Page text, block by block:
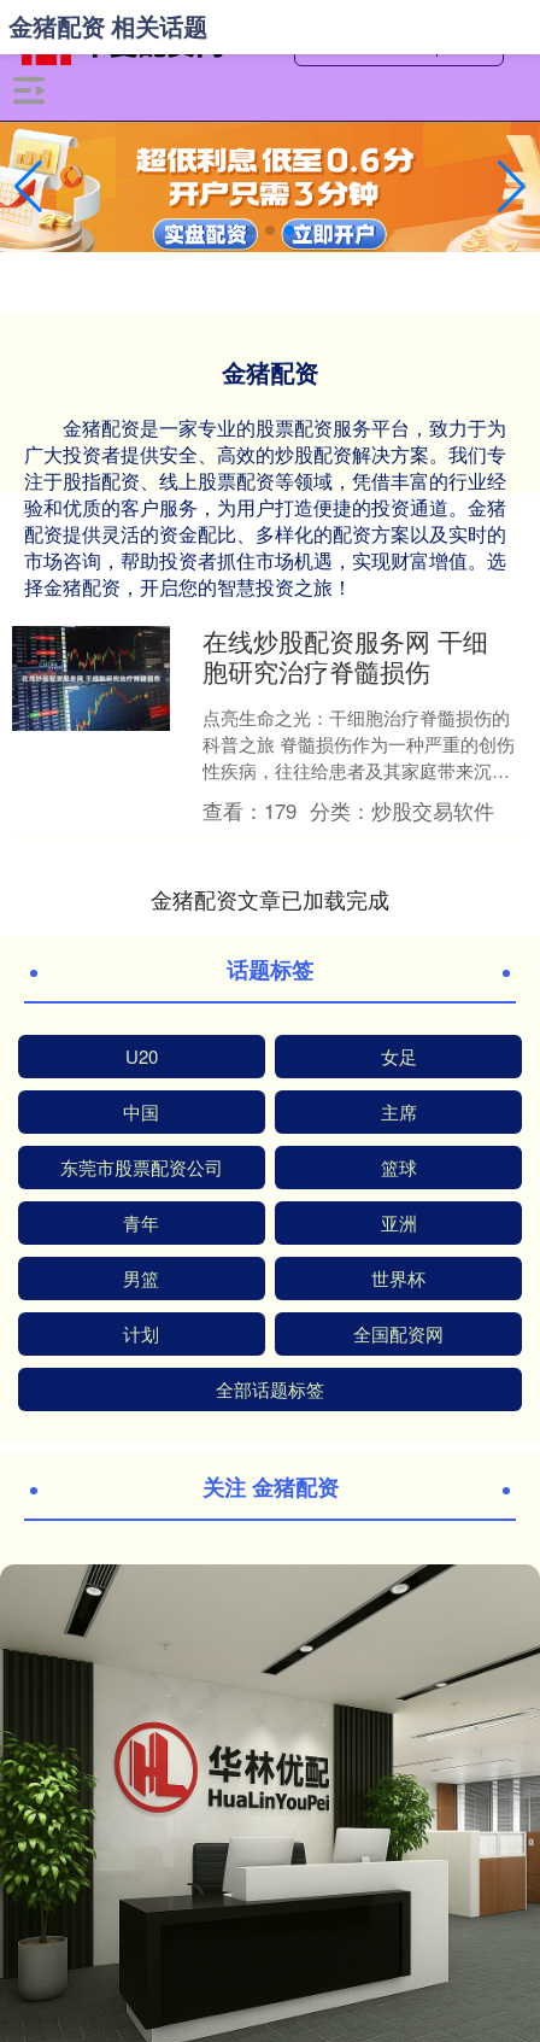
金猪配资
金猪配资是一家专业的股票配资服务平台，致力于为
广大投资者提供安全、高效的炒股配资解决方案。我们专
注于股指配资、线上股票配资等领域，凭借丰富的行业经
验和优质的客户服务，为用户打造便捷的投资通道。金猪
配资提供灵活的资金配比、多样化的配资方案以及实时的
市场咨询，帮助投资者抓住市场机遇，实现财富增值。选
择金猪配资，开启您的智慧投资之旅！
金猪配资 相关话题
在线炒股配资服务网 干细
胞研究治疗脊髓损伤
点亮生命之光：干细胞治疗脊髓损伤的
科普之旅 脊髓损伤作为一种严重的创伤
性疾病，往往给患者及其家庭带来沉重
的负担。长期以来，医学界一直在探索
更有效的治疗方法，而干....
查看： 179 分类：炒股交易软件
金猪配资文章已加载完成
话题标签
U20 女足
中国 主席
东莞市股票配资公司 篮球
青年 亚洲
男篮 世界杯
计划 全国配资网
全部话题标签
关注 金猪配资